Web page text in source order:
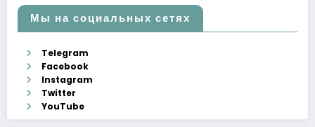
Мы на социальных сетях
Telegram
Facebook
Instagram
Twitter
YouTube